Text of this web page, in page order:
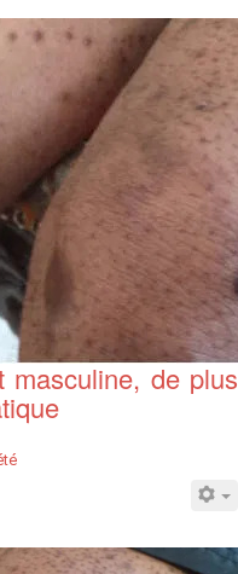
masculine, de plus